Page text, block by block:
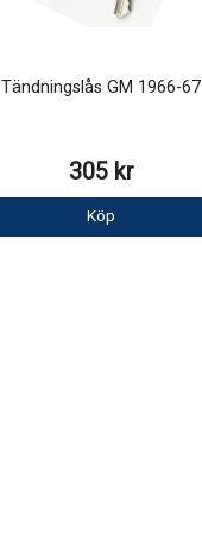
Tändningslås GM 1966-67
305 kr
Köp